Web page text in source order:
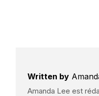
Written by
Amanda Lee est